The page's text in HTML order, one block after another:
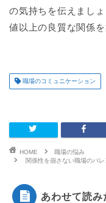
の気持ちを伝えまし
値以上の良質な関係
職場のコミュニケーション
HOME
職場の悩み
関係性を崩さない職場のバ
あわせて読み